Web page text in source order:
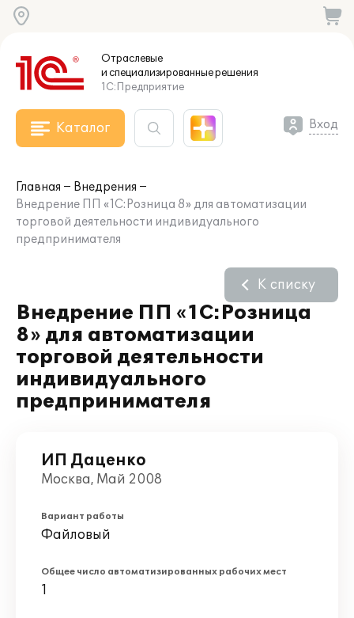
Отраслевые
и специализированныерешения
1С:Предприятие
Каталог Вход
Главная
Внедрения
Внедрение ПП «1С:Розница 8» для автоматизации
торговой деятельности индивидуального
предпринимателя
Внедрение ПП «1С:Розница
8» для автоматизации
торговой деятельности
индивидуального
предпринимателя
К списку
ИП Даценко
Москва, Май 2008
Вариант работы
Файловый
Общее число автоматизированных рабочих мест
1